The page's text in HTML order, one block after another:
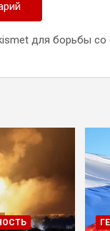
для борьбы